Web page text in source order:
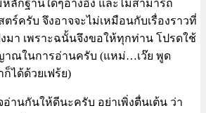
หลักฐานใดๆอ้างอิง และไม่สามารถ
ร์ครับ จึงอาจจะไม่เหมือนกับเรื่องราวที่
มา เพราะฉนั้นจึงขอให้ทุกท่าน โปรดใช้
ณในการอ่านครับ (แหม่…เว๊ย พูด
ก็ได้ด้วยเฟร้ย)
อ่านกันให้ดีนะครับ อย่าเพิ่งตื่นเต้น ว่า